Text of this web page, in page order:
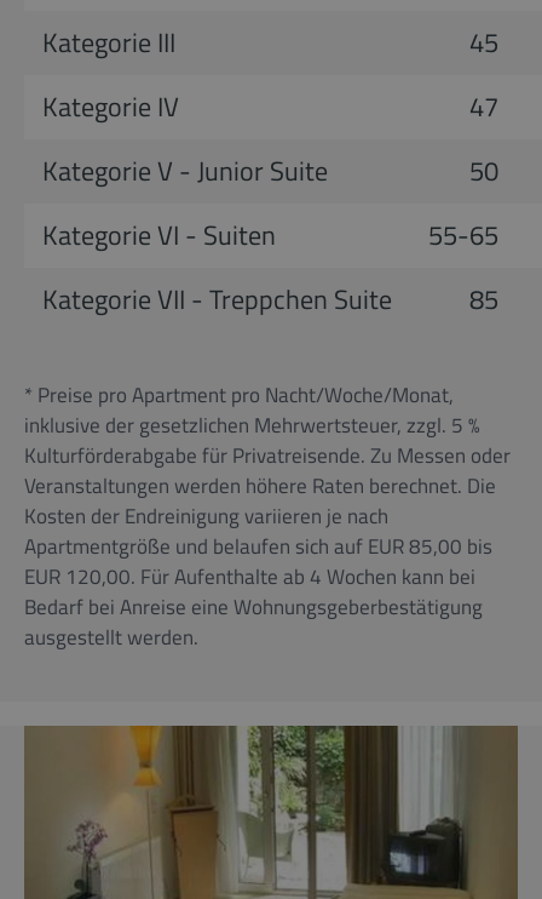
Kategorie III
45
Kategorie IV
47
Kategorie V - Junior Suite
50
Kategorie VI - Suiten
55-65
Kategorie VII - Treppchen Suite
85
* Preise pro Apartment pro Nacht/Woche/Monat,
inklusive der gesetzlichen Mehrwertsteuer, zzgl. 5 %
Kulturförderabgabe für Privatreisende. Zu Messen oder
Veranstaltungen werden höhere Raten berechnet. Die
Kosten der Endreinigung variieren je nach
Apartmentgröße und belaufen sich auf EUR 85,00 bis
EUR 120,00. Für Aufenthalte ab 4 Wochen kann bei
Bedarf bei Anreise eine Wohnungsgeberbestätigung
ausgestellt werden.